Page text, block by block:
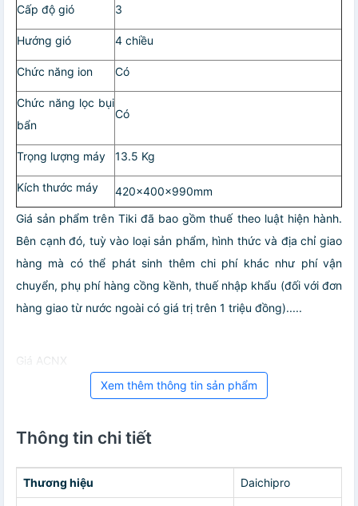
Cấp độ gió 3
Hướng gió 4 chiều
Chức năng ion Có
Chức năng lọc bụi
bẩn
Có
Trọng lượng máy 13.5 Kg
Kích thước máy
420x400x990mm
Giá sản phẩm trên Tiki đã bao gồm thuế theo luật hiện hành.
Bên cạnh đó, tuỳ vào loại sản phẩm, hình thức và địa chỉ giao
hàng mà có thể phát sinh thêm chi phí khác như phí vận
chuyển, phụ phí hàng cồng kềnh, thuế nhập khẩu (đối với đơn
hàng giao từ nước ngoài có giá trị trên 1 triệu đồng).....
Giá ACNX
Xem thêm thông tin sản phẩm
Thông tin chi tiết
Thương hiệu Daichipro